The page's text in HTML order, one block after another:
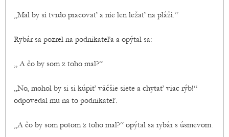
„Mal by si tvrdo pracovať a nie len ležať na pláži.“
Rybár sa pozrel na podnikateľa a opýtal sa:
„ A čo by som z toho mal?“
„No, mohol by si si kúpiť väčšie siete a chytať viac rýb!“
odpovedal mu na to podnikateľ.
„A čo by som potom z toho mal?“ opýtal sa rybár s úsmevom.